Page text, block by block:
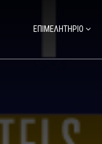
ΕΠΙΜΕΛΗΤΗΡΙΟ